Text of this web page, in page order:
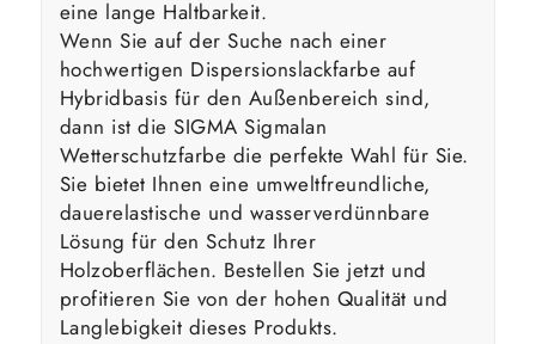
eine lange Haltbarkeit.
Wenn Sie auf der Suche nach einer
hochwertigen Dispersionslackfarbe auf
Hybridbasis für den Außenbereich sind,
dann ist die SIGMA Sigmalan
Wetterschutzfarbe die perfekte Wahl für Sie.
Sie bietet Ihnen eine umweltfreundliche,
dauerelastische und wasserverdünnbare
Lösung für den Schutz Ihrer
Holzoberflächen. Bestellen Sie jetzt und
profitieren Sie von der hohen Qualität und
Langlebigkeit dieses Produkts.